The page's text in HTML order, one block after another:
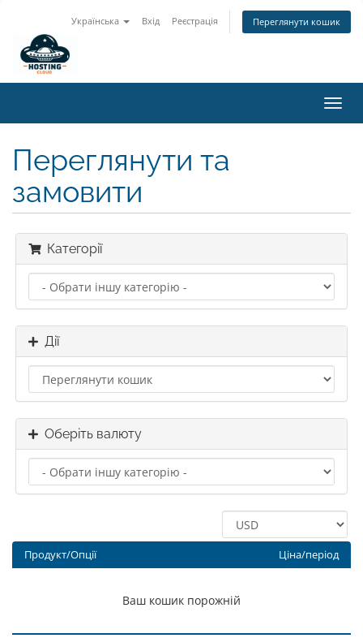
Українська Вхід Реєстрація Переглянути кошик
Переглянути та
замовити
Категорії
Дії
Оберіть валюту
Продукт/Опції Ціна/період
Ваш кошик порожній